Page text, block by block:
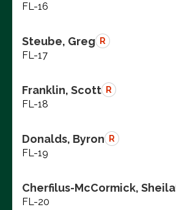
FL-16
Steube, Greg R
FL-17
Franklin, Scott R
FL-18
Donalds, Byron R
FL-19
Cherfilus-McCormick, Sheila
FL-20